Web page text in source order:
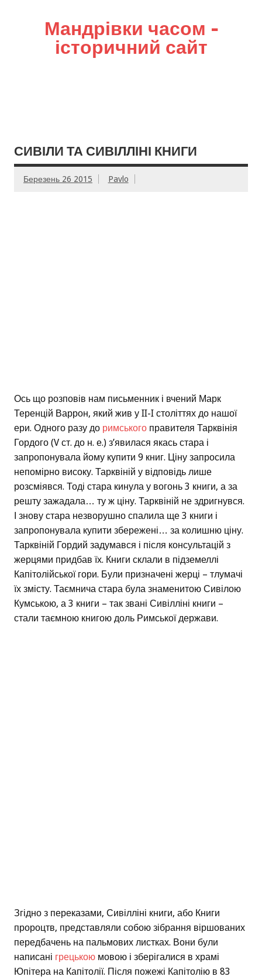
Мандрівки часом –
історичний сайт
СИВІЛИ ТА СИВІЛЛІНІ КНИГИ
Березень 26 2015 Pavlo
Ось що розповів нам письменник і вчений Марк
Теренцій Варрон, який жив у II-I століттях до нашої
ери. Одного разу до римського правителя Тарквінія
Гордого (V ст. до н. е.) з’явилася якась стара і
запропонувала йому купити 9 книг. Ціну запросила
непомірно високу. Тарквіній у відповідь лише
розсміявся. Тоді стара кинула у вогонь 3 книги, а за
решту зажадала… ту ж ціну. Тарквіній не здригнувся.
І знову стара незворушно спалила ще 3 книги і
запропонувала купити збережені… за колишню ціну.
Тарквіній Гордий задумався і після консультацій з
жерцями придбав їх. Книги склали в підземеллі
Капітолійської гори. Були призначені жерці – тлумачі
їх змісту. Таємнича стара була знаменитою Сивілою
Кумською, а 3 книги – так звані Сивілліні книги –
стали таємною книгою доль Римської держави.
Згідно з переказами, Сивілліні книги, або Книги
пророцтв, представляли собою зібрання віршованих
передбачень на пальмових листках. Вони були
написані грецькою мовою і зберігалися в храмі
Юпітера на Капітолії. Після пожежі Капітолію в 83